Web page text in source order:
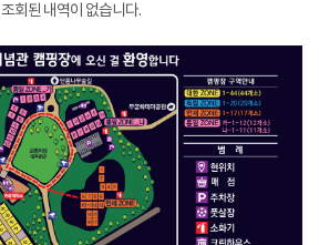
조회된 내역이 없습니다.